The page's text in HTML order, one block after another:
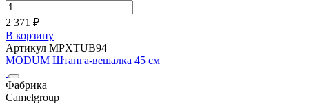
2 371 ₽
В корзину
Артикул MPXTUB94
MODUM Штанга-вешалка 45 см
Фабрика
Camelgroup